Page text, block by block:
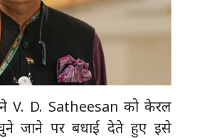
V. D. Satheesan को केरल
चुने जाने पर बधाई देते हुए इसे